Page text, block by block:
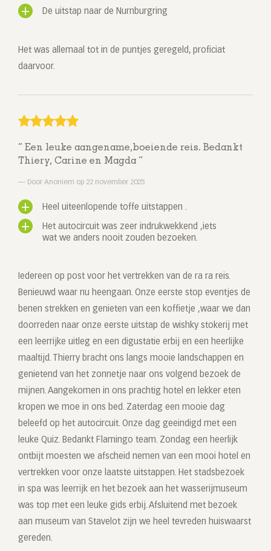
De uitstap naar de Nurnburgring
Het was allemaal tot in de puntjes geregeld, proficiat
daarvoor.
Een leuke aangename,boeiende reis. Bedankt
Thiery, Carine en Magda
Door Anoniem op 22 november 2025
Heel uiteenlopende toffe uitstappen .
Het autocircuit was zeer indrukwekkend ,iets
wat we anders nooit zouden bezoeken.
Iedereen op post voor het vertrekken van de ra ra reis.
Benieuwd waar nu heengaan. Onze eerste stop eventjes de
benen strekken en genieten van een koffietje ,waar we dan
doorreden naar onze eerste uitstap de wishky stokerij met
een leerrijke uitleg en een digustatie erbij en een heerlijke
maaltijd. Thierry bracht ons langs mooie landschappen en
genietend van het zonnetje naar ons volgend bezoek de
mijnen. Aangekomen in ons prachtig hotel en lekker eten
kropen we moe in ons bed. Zaterdag een mooie dag
beleefd op het autocircuit. Onze dag geeindigd met een
leuke Quiz. Bedankt Flamingo team. Zondag een heerlijk
ontbijt moesten we afscheid nemen van een mooi hotel en
vertrekken voor onze laatste uitstappen. Het stadsbezoek
in spa was leerrijk en het bezoek aan het wasserijmuseum
was top met een leuke gids erbij. Afsluitend met bezoek
aan museum van Stavelot zijn we heel tevreden huiswaarst
gereden.